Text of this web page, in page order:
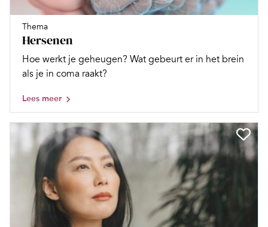
Thema
Hersenen
Hoe werkt je geheugen? Wat gebeurt er in het brein
als je in coma raakt?
Lees meer